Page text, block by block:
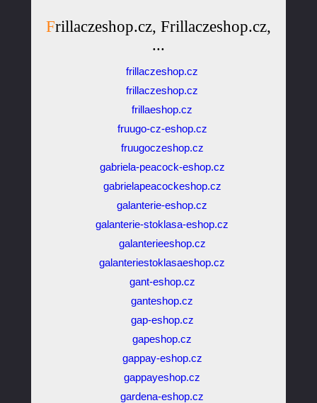
Frillaczeshop.cz, Frillaczeshop.cz,
...
frillaczeshop.cz
frillaczeshop.cz
frillaeshop.cz
fruugo-cz-eshop.cz
fruugoczeshop.cz
gabriela-peacock-eshop.cz
gabrielapeacockeshop.cz
galanterie-eshop.cz
galanterie-stoklasa-eshop.cz
galanterieeshop.cz
galanteriestoklasaeshop.cz
gant-eshop.cz
ganteshop.cz
gap-eshop.cz
gapeshop.cz
gappay-eshop.cz
gappayeshop.cz
gardena-eshop.cz